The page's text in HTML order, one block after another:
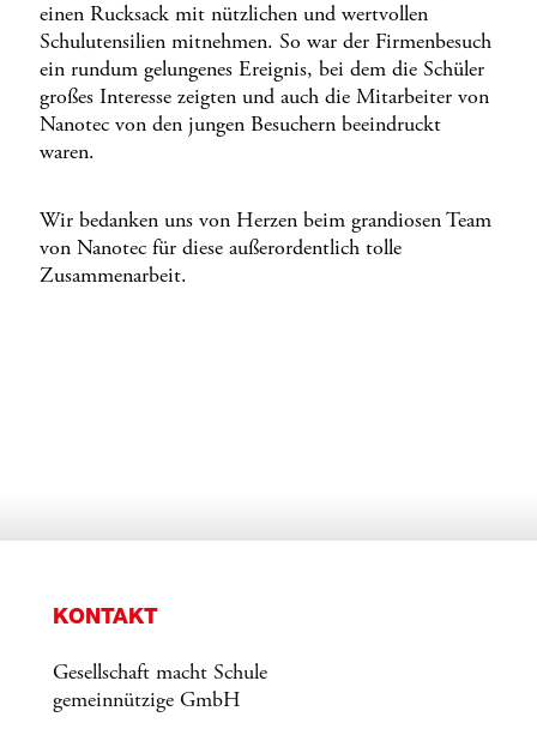
einen Rucksack mit nützlichen und wertvollen
Schulutensilien mitnehmen. So war der Firmenbesuch
ein rundum gelungenes Ereignis, bei dem die Schüler
großes Interesse zeigten und auch die Mitarbeiter von
Nanotec von den jungen Besuchern beeindruckt
waren.
Wir bedanken uns von Herzen beim grandiosen Team
von Nanotec für diese außerordentlich tolle
Zusammenarbeit.
KONTAKT
Gesellschaft macht Schule
gemeinnützige GmbH